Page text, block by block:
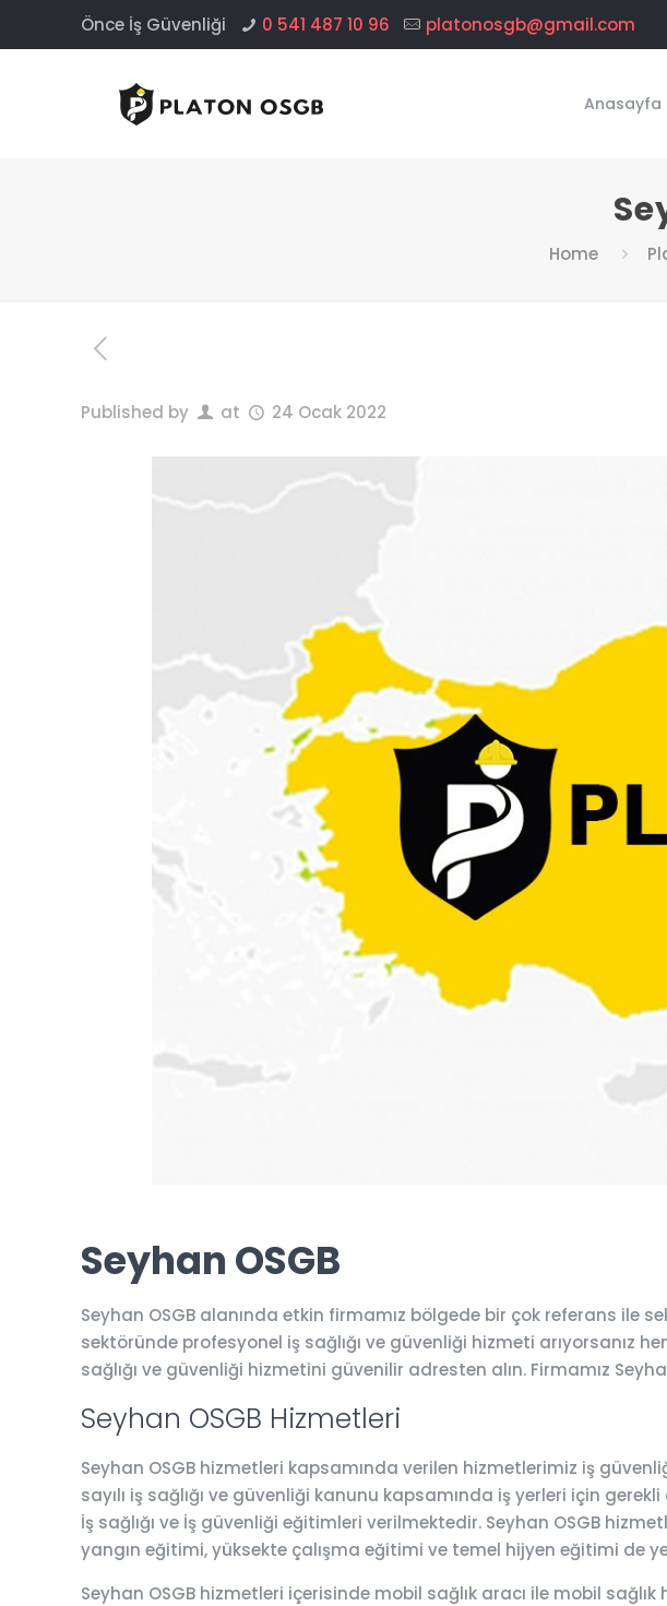
Önce İş Güvenliği 0 541 487 10 96 platonosgb@gmail.com
Anasayfa
Home
Published by at 24 Ocak 2022
Seyhan OSGB
Seyhan OSGB alanında etkin firmamız bölgede bir çok referans ile
sektöründe profesyonel iş sağlığı ve güvenliği hizmeti arıyorsanız
sağlığı ve güvenliği hizmetini güvenilir adresten alın. Firmamız
Seyhan OSGB Hizmetleri
Seyhan OSGB hizmetleri kapsamında verilen hizmetlerimiz iş
sayılı iş sağlığı ve güvenliği kanunu kapsamında iş yerleri için
İş sağlığı ve İş güvenliği eğitimleri verilmektedir. Seyhan OSGB
yangın eğitimi, yüksekte çalışma eğitimi ve temel hijyen eğitimi de
Seyhan OSGB hizmetleri içerisinde mobil sağlık aracı ile mobil